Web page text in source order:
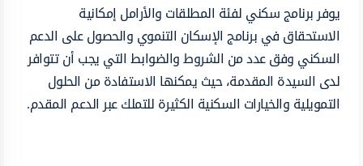
يوفر برنامج سكني لفئة المطلقات والأرامل إمكانية
الاستحقاق في برنامج الإسكان التنموي والحصول على الدعم
السكني وفق عدد من الشروط والضوابط التي يجب أن تتوافر
لدى السيدة المقدمة، حيث يمكنها الاستفادة من الحلول
التمويلية والخيارات السكنية الكثيرة للتملك عبر الدعم المقدم.